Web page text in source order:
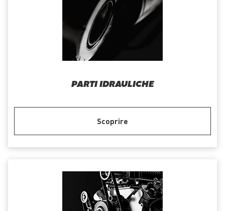
PARTI IDRAULICHE
Scoprire